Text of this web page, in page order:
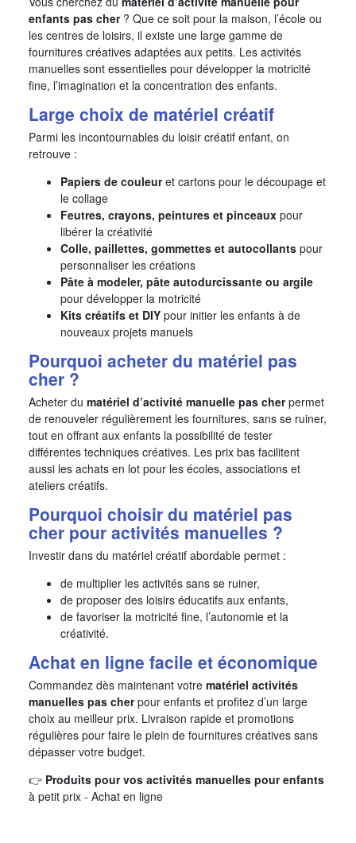
enfants pas cher? Que ce soit pour la maison, l’école ou
les centres de loisirs, il existe une large gamme de
fournitures créatives adaptées aux petits. Les activités
manuelles sont essentielles pour développer la motricité
fine, l’imagination et la concentration des enfants.
Large choix de matériel créatif
Parmi les incontournables du loisir créatif enfant, on
retrouve :
Papiers de couleuret cartons pour le découpage et
le collage
Feutres, crayons, peintures et pinceaux pour
libérer la créativité
Colle, paillettes, gommettes et autocollants pour
personnaliser les créations
Pâte à modeler, pâte autodurcissante ou argile
pour développer la motricité
Kits créatifs et DIY pour initier les enfants à de
nouveaux projets manuels
Pourquoi acheter du matériel pas
cher ?
Acheter du matériel d’activité manuelle pas cherpermet
de renouveler régulièrement les fournitures, sans se ruiner,
tout en offrant aux enfants la possibilité de tester
différentes techniques créatives. Les prix bas facilitent
aussi les achats en lot pour les écoles, associations et
ateliers créatifs.
Pourquoi choisir du matériel pas
cher pour activités manuelles ?
Investir dans du matériel créatif abordable permet :
de multiplier les activités sans se ruiner,
de proposer des loisirs éducatifs aux enfants,
de favoriser la motricité fine, l’autonomie et la
créativité.
Achat en ligne facile et économique
Commandez dès maintenant votre matériel activités
manuelles pas cherpour enfants et profitez d’un large
choix au meilleur prix. Livraison rapide et promotions
régulières pour faire le plein de fournitures créatives sans
dépasser votre budget.
👉 Produits pour vos activités manuelles pour enfants
à petit prix - Achat en ligne